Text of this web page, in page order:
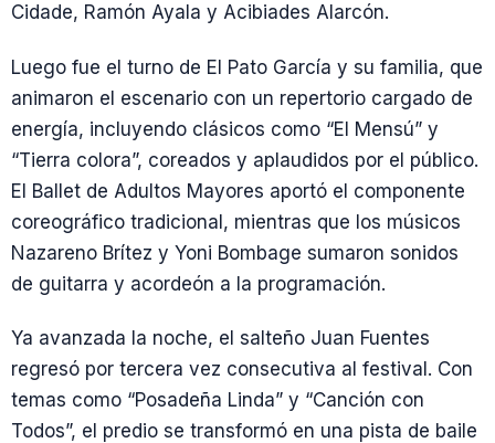
Cidade, Ramón Ayala y Acibiades Alarcón.
Luego fue el turno de El Pato García y su familia, que
animaron el escenario con un repertorio cargado de
energía, incluyendo clásicos como “El Mensú” y
“Tierra colora”, coreados y aplaudidos por el público.
El Ballet de Adultos Mayores aportó el componente
coreográfico tradicional, mientras que los músicos
Nazareno Brítez y Yoni Bombage sumaron sonidos
de guitarra y acordeón a la programación.
Ya avanzada la noche, el salteño Juan Fuentes
regresó por tercera vez consecutiva al festival. Con
temas como “Posadeña Linda” y “Canción con
Todos”, el predio se transformó en una pista de baile